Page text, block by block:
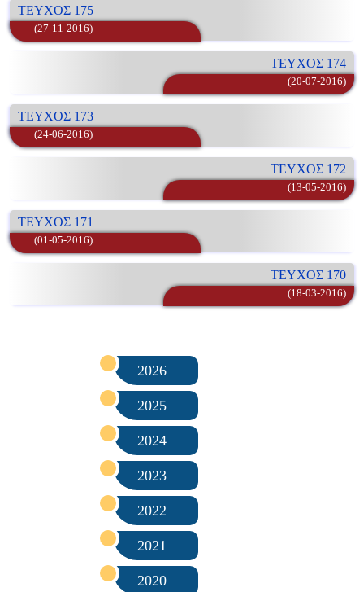
ΤΕΥΧΟΣ 170
(18-03-2016)
ΤΕΥΧΟΣ 171
(01-05-2016)
ΤΕΥΧΟΣ 172
(13-05-2016)
ΤΕΥΧΟΣ 173
(24-06-2016)
ΤΕΥΧΟΣ 174
(20-07-2016)
ΤΕΥΧΟΣ 175
(27-11-2016)
2020
2021
2022
2023
2024
2025
2026